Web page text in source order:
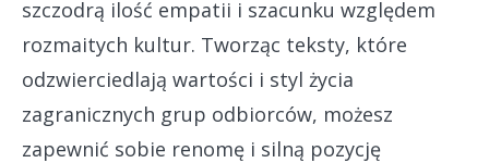
szczodrą ilość empatii i szacunku względem
rozmaitych kultur. Tworząc teksty, które
odzwierciedlają wartości i styl życia
zagranicznych grup odbiorców, możesz
zapewnić sobie renomę i silną pozycję